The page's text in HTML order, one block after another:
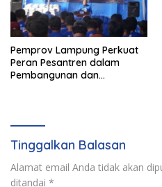
Pemprov Lampung Perkuat
Peran Pesantren dalam
Pembangunan dan
Tinggalkan Balasan
Alamat email Anda tidak akan
ditandai *